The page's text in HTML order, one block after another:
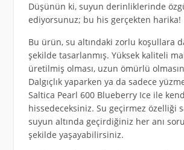
Düşünün ki, suyun derinliklerinde
ediyorsunuz; bu his gerçekten harika!
Bu ürün, su altındaki zorlu koşullara
şekilde tasarlanmış. Yüksek kaliteli
üretilmiş olması, uzun ömürlü
Dalgıçlık yaparken ya da sadece
Saltica Pearl 600 Blueberry Ice ile
hissedeceksiniz. Su geçirmez özelliği
suyun altında geçirdiğiniz her anı
şekilde yaşayabilirsiniz.